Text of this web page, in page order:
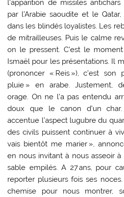
l’apparition de missiles
par l’Arabie saoudite et le
dans les blindés loyalistes. Les
de mitrailleuses. Puis le calme
on le pressent. C’est le
Ismaël pour les présentations. Il
(prononcer « Reis »), c’est
pluie » en arabe. Justement,
orage. On ne l’a pas entendu
doux que le canon d’un
accentue l’aspect lugubre du
des civils puissent continuer à
vais bientôt me marier »,
en nous invitant à nous asseoir à
sable empilés. A 27 ans, pour
reporter plusieurs fois ses
chemise pour nous montrer,